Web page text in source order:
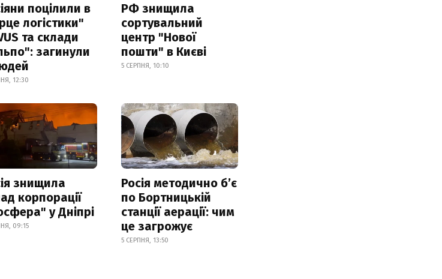
поцілили в
логістики"
та склади
загинули
12:30
РФ знищила
сортувальний
центр "Нової
пошти" в Києві
5 СЕРПНЯ, 10:10
знищила
корпорації
у Дніпрі
09:15
Росія методично б’є
по Бортницькій
станції аерації: чим
це загрожує
5 СЕРПНЯ, 13:50